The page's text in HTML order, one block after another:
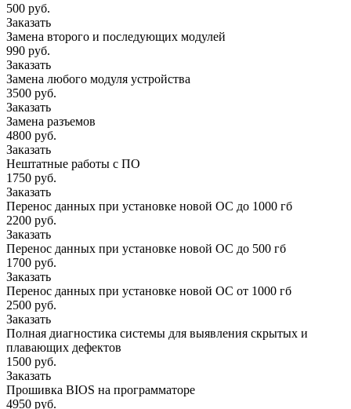
500 руб.
Заказать
Замена второго и последующих модулей
990 руб.
Заказать
Замена любого модуля устройства
3500 руб.
Заказать
Замена разъемов
4800 руб.
Заказать
Нештатные работы с ПО
1750 руб.
Заказать
Перенос данных при установке новой ОС до 1000 гб
2200 руб.
Заказать
Перенос данных при установке новой ОС до 500 гб
1700 руб.
Заказать
Перенос данных при установке новой ОС от 1000 гб
2500 руб.
Заказать
Полная диагностика системы для выявления скрытых и
плавающих дефектов
1500 руб.
Заказать
Прошивка BIOS на программаторе
4950 руб.